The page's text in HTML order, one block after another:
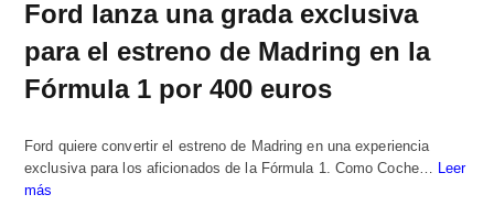
Ford lanza una grada exclusiva
para el estreno de Madring en la
Fórmula 1 por 400 euros
Ford quiere convertir el estreno de Madring en una experiencia
exclusiva para los aficionados de la Fórmula 1. Como Coche…
Leer
más